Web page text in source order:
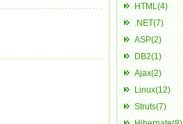
HTML(4)
.NET(7)
ASP(2)
DB2(1)
Ajax(2)
Linux(12)
Struts(7)